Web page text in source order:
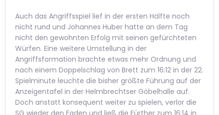
Auch das Angriffsspiel lief in der ersten Hälfte noch
nicht rund und Johannes Huber hatte an dem Tag
nicht den gewohnten Erfolg mit seinen gefürchteten
Würfen. Eine weitere Umstellung in der
Angriffsformation brachte etwas mehr Ordnung und
nach einem Doppelschlag von Brett zum 16:12 in der 22.
Spielminute leuchte die bisher größte Führung auf der
Anzeigentafel in der Helmbrechtser Göbelhalle auf.
Doch anstatt konsequent weiter zu spielen, verlor die
SG wieder den Faden und ließ die Fürther zum 16:14 in